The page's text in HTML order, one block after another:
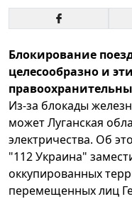
Блокирование
целесообразно и
Из-за блокады
может Луганская
электричества. Об
"112 Украина"
оккупированных
перемещенных лиц